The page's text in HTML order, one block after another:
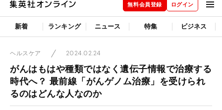
無料会員登録 ログイン
新着 ランキング ニュース 特集 ビジネス
ヘルスケア 2024.02.24
がんはもはや種類ではなく遺伝子情報で治療する
時代へ？ 最前線「がんゲノム治療」を受けられ
るのはどんな人なのか